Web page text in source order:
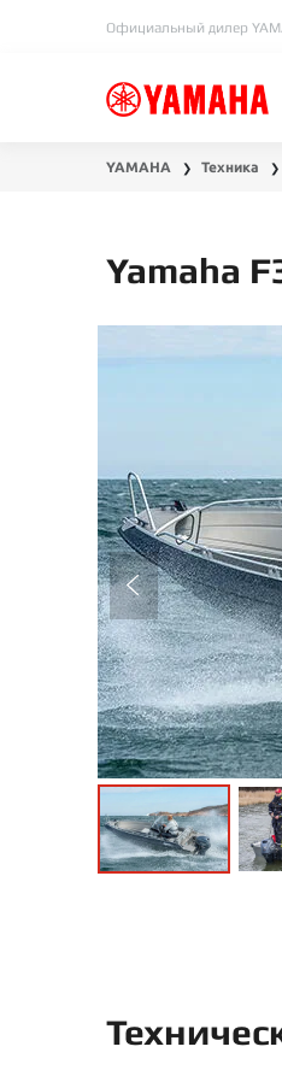
Официальный дилер
YAMAHA ❯ Техника ❯
Yamaha